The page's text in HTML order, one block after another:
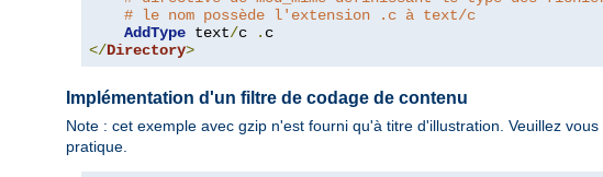
# le nom possède l'extension .c à text/c
AddType text/c .
</Directory>
Implémentation d'un filtre de codage de contenu
Note : cet exemple avec gzip n'est fourni qu'à titre d'illustration. Veuillez
pratique.